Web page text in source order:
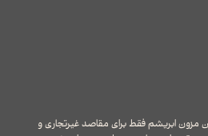
مزون ابریشم فقط برای مقاصد غیرتجاری و